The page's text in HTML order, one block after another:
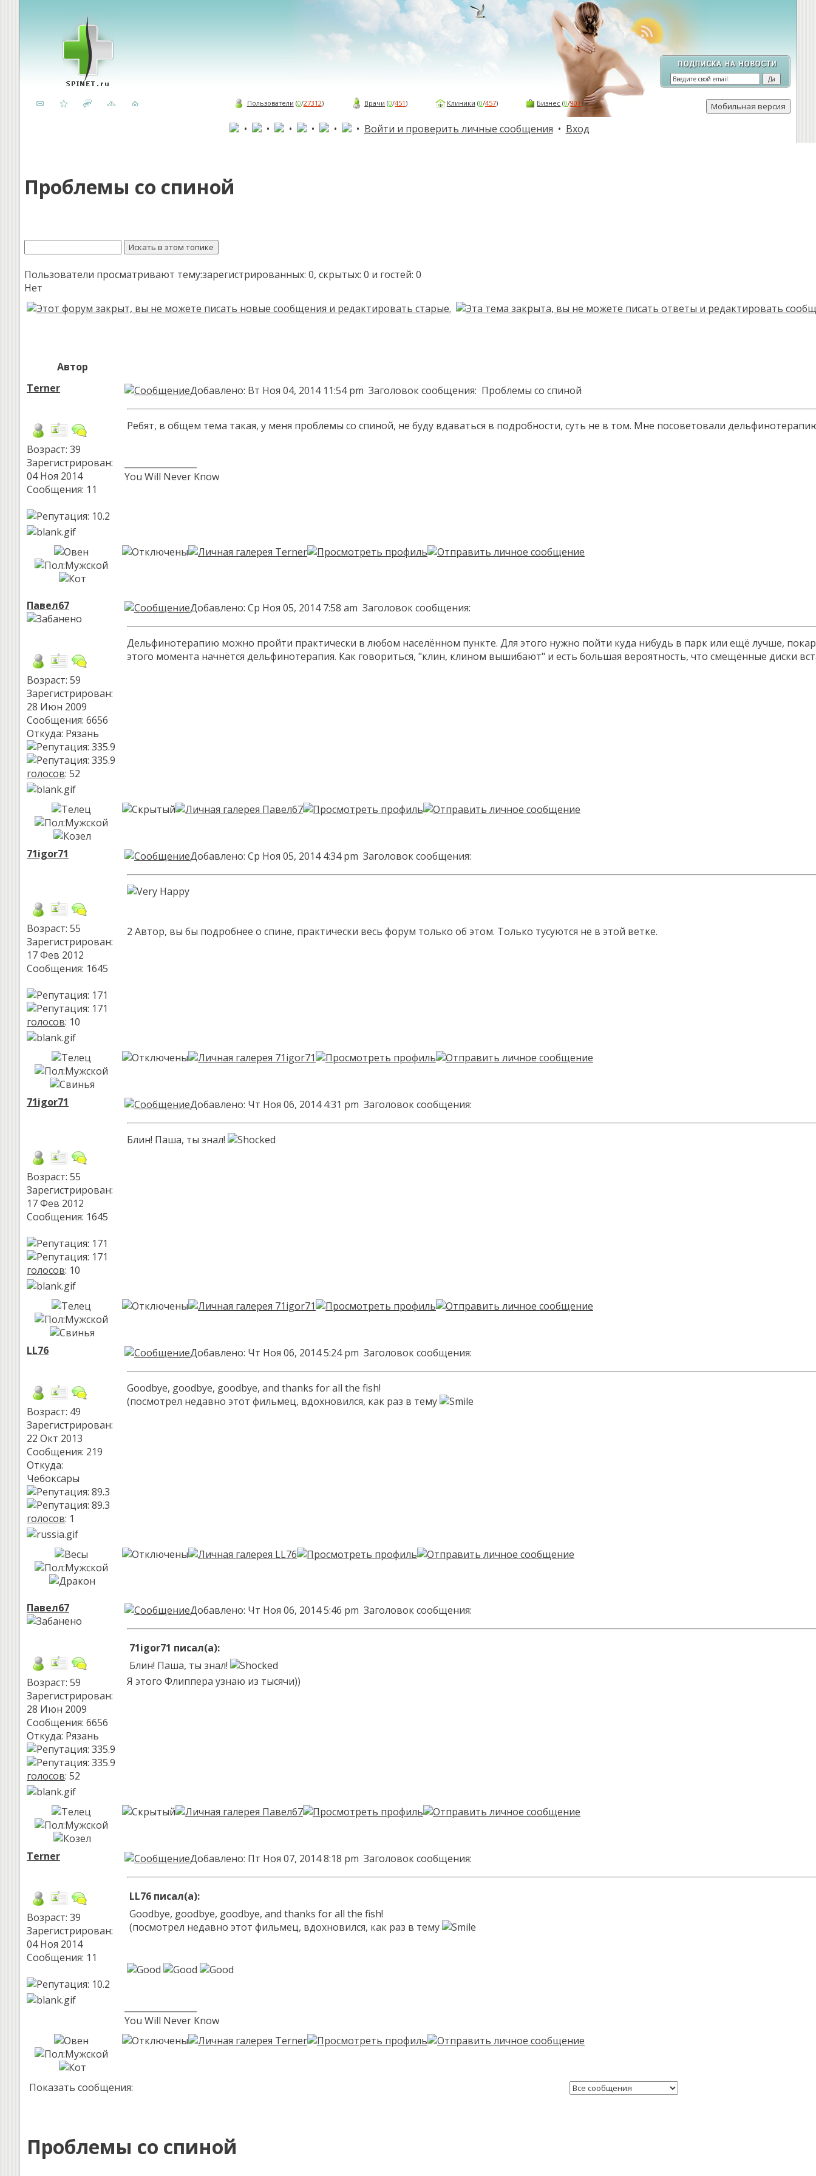
Пользователи (0/27312) Врачи (0/451) Клиники (0/457) Бизнес (0/901)
• • • • • • Войти и проверить личные сообщения • Вход
Проблемы со спиной
Пользователи просматривают тему:зарегистрированных: 0, скрытых: 0 и гостей: 0
Нет
Автор
Terner
Возраст: 39
Зарегистрирован:
04 Ноя 2014
Сообщения: 11
Добавлено: Вт Ноя 04, 2014 11:54 pm Заголовок сообщения: Проблемы со спиной
Ребят, в общем тема такая, у меня проблемы со спиной, не буду вдаваться в подробности, суть не в том. Мне посоветовали
You Will Never Know
Павел67
Возраст: 59
Зарегистрирован:
28 Июн 2009
Сообщения: 6656
Откуда: Рязань
голосов: 52
Добавлено: Ср Ноя 05, 2014 7:58 am Заголовок сообщения:
Дельфинотерапию можно пройти практически в любом населённом пункте. Для этого нужно пойти куда нибудь в парк или ещё лучше,
этого момента начнётся дельфинотерапия. Как говориться, "клин, клином вышибают" и есть большая вероятность, что смещённые диски
71igor71
Возраст: 55
Зарегистрирован:
17 Фев 2012
Сообщения: 1645
голосов: 10
Добавлено: Ср Ноя 05, 2014 4:34 pm Заголовок сообщения:
2 Автор, вы бы подробнее о спине, практически весь форум только об этом. Только тусуются не в этой ветке.
71igor71
Возраст: 55
Зарегистрирован:
17 Фев 2012
Сообщения: 1645
голосов: 10
Добавлено: Чт Ноя 06, 2014 4:31 pm Заголовок сообщения:
Блин! Паша, ты знал!
LL76
Возраст: 49
Зарегистрирован:
22 Окт 2013
Сообщения: 219
Откуда:
Чебоксары
голосов: 1
Добавлено: Чт Ноя 06, 2014 5:24 pm Заголовок сообщения:
Goodbye, goodbye, goodbye, and thanks for all the fish!
(посмотрел недавно этот фильмец, вдохновился, как раз в тему
Павел67
Возраст: 59
Зарегистрирован:
28 Июн 2009
Сообщения: 6656
Откуда: Рязань
голосов: 52
Добавлено: Чт Ноя 06, 2014 5:46 pm Заголовок сообщения:
71igor71 писал(а):
Блин! Паша, ты знал!
Я этого Флиппера узнаю из тысячи))
Terner
Возраст: 39
Зарегистрирован:
04 Ноя 2014
Сообщения: 11
Добавлено: Пт Ноя 07, 2014 8:18 pm Заголовок сообщения:
LL76 писал(а):
Goodbye, goodbye, goodbye, and thanks for all the fish!
(посмотрел недавно этот фильмец, вдохновился, как раз в тему
You Will Never Know
Показать сообщения:
Проблемы со спиной